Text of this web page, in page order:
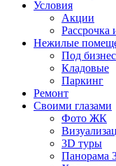
Условия
Акции
Рассрочка
Нежилые
Под бизнес
Кладовые
Паркинг
Ремонт
Своими глазами
Фото ЖК
3D туры
Панорама